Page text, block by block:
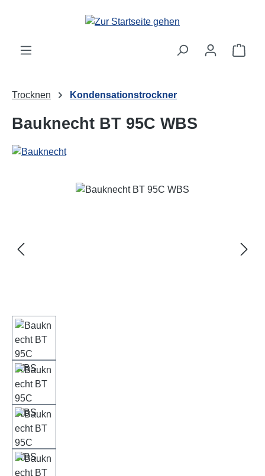
Zum Hauptinhalt springen
Trocknen Kondensationstrockner
Bauknecht BT 95C WBS
Bildergalerie überspringen